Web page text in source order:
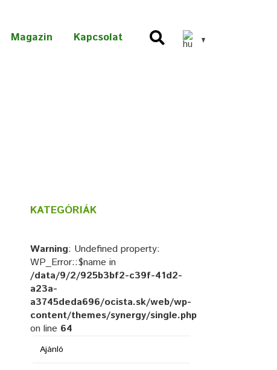
Magazin Kapcsolat
KATEGÓRIÁK
Warning: Undefined property:
WP_Error::$name in
/data/9/2/925b3bf2-c39f-41d2-
a23a-
a3745deda696/ocista.sk/web/wp-
content/themes/synergy/single.php
on line 64
Ajánló